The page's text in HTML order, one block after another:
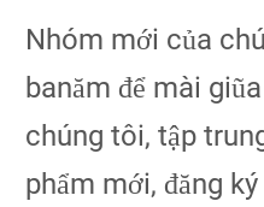
Nhóm mới của
banăm để mài
chúng tôi, tập
phẩm mới, đăng